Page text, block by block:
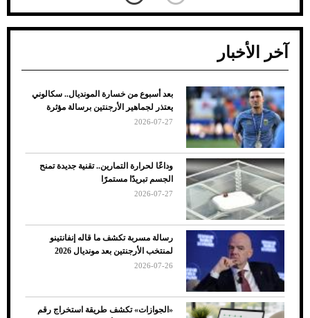
ضعف تبريد مكيف السيارة عند الوقوف.. أشهر
الأسباب والحلول
7 نصائح لاختيار لون البنطلون المناسب للقميص
آخر الأخبار
بعد أسبوع من خسارة المونديال.. سكالوني
يعتذر لجماهير الأرجنتين برسالة مؤثرة
2026-07-27
وداعًا لحرارة التمارين.. تقنية جديدة تمنح
الجسم تبريدًا مستمرًا
2026-07-27
رسالة مسربة تكشف ما قاله إنفانتينو
لمنتخب الأرجنتين بعد مونديال 2026
2026-07-26
«الجوازات» تكشف طريقة استخراج رقم